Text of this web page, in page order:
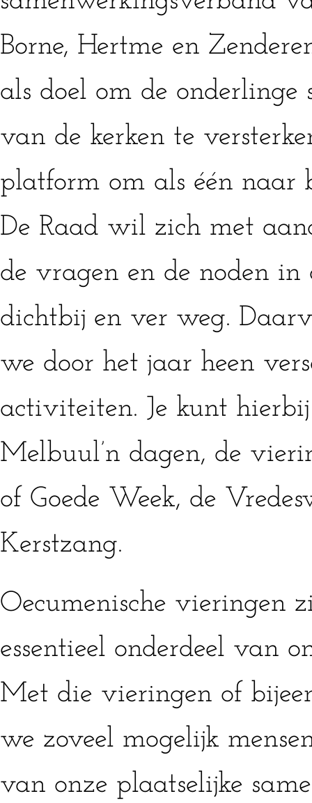
Borne, Hertme en
als doel om de onderlinge
van de kerken te
platform om als één naar
De Raad wil zich met
de vragen en de noden in
dichtbij en ver weg.
we door het jaar heen
activiteiten. Je kunt
Melbuul’n dagen, de
of Goede Week, de
Kerstzang.
Oecumenische vieringen
essentieel onderdeel van
Met die vieringen of
we zoveel mogelijk
van onze plaatselijke